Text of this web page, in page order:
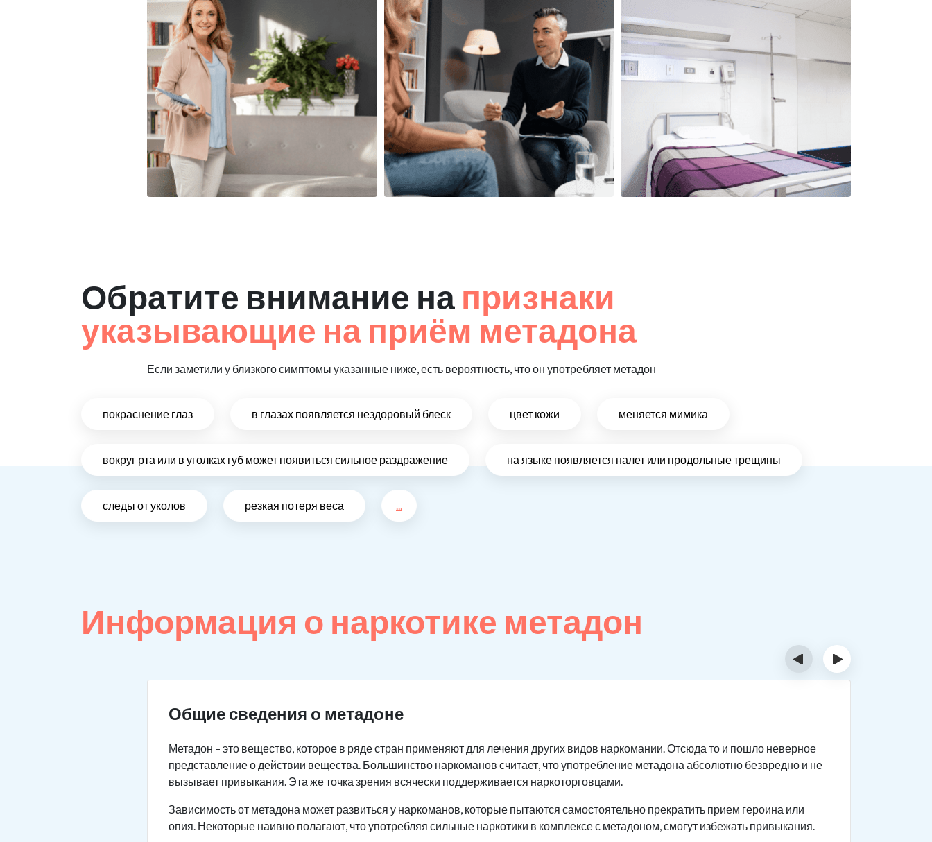
Обратите внимание на признаки
указывающие на приём метадона
Если заметили у близкого симптомы указанные ниже, есть вероятность, что он употребляет метадон
покраснение глаз в глазах появляется нездоровый блеск цвет кожи меняется мимика
вокруг рта или в уголках губ может появиться сильное раздражение на языке появляется налет или продольные трещины
следы от уколов резкая потеря веса ...
Информация о наркотике метадон
Общие сведения о метадоне
Метадон – это вещество, которое в ряде стран применяют для лечения других видов наркомании. Отсюда то и пошло неверное
представление о действии вещества. Большинство наркоманов считает, что употребление метадона абсолютно безвредно и не
вызывает привыкания. Эта же точка зрения всячески поддерживается наркоторговцами.
Зависимость от метадона может развиться у наркоманов, которые пытаются самостоятельно прекратить прием героина или
опия. Некоторые наивно полагают, что употребляя сильные наркотики в комплексе с метадоном, смогут избежать привыкания.
‹ ›